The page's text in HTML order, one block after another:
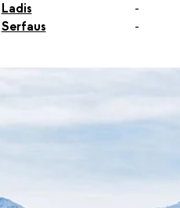
Ladis
-
Serfaus
-